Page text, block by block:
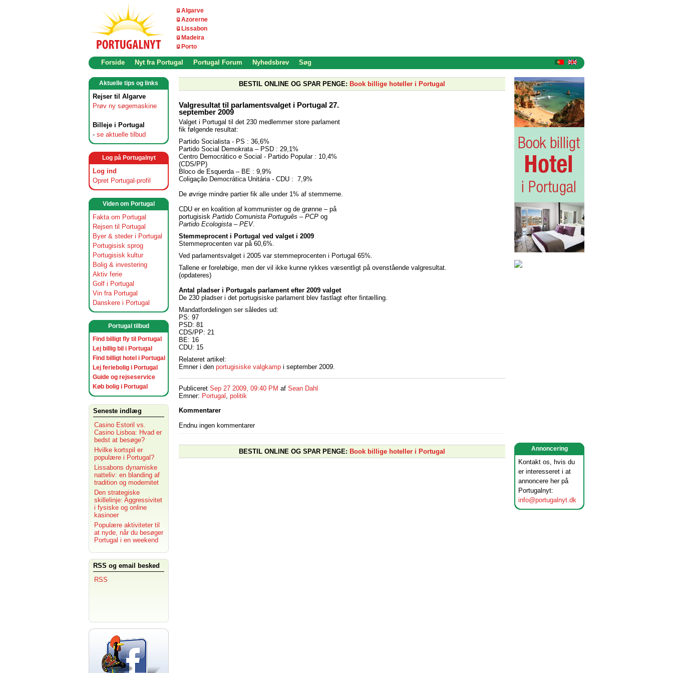
Algarve
Azorerne
Lissabon
Madeira
Porto
Forside Nyt fra Portugal Portugal Forum Nyhedsbrev Søg
Annoncering
Kontakt os, hvis du
er interesseret i at
annoncere her på
Portugalnyt:
info@portugalnyt.dk
Aktuelle tips og links
Rejser til Algarve
Prøv ny søgemaskine
Billeje i Portugal
- se aktuelle tilbud
Log på Portugalnyt
Log ind
Opret Portugal-profil
Viden om Portugal
Fakta om Portugal
Rejsen til Portugal
Byer & steder i Portugal
Portugisisk sprog
Portugisisk kultur
Bolig & investering
Aktiv ferie
Golf i Portugal
Vin fra Portugal
Danskere i Portugal
Portugal tilbud
Find billigt fly til Portugal
Lej billig bil i Portugal
Find billigt hotel i Portugal
Lej feriebolig i Portugal
Guide og rejseservice
Køb bolig i Portugal
Seneste indlæg
Casino Estoril vs.
Casino Lisboa: Hvad er
bedst at besøge?
Hvilke kortspil er
populære i Portugal?
Lissabons dynamiske
natteliv: en blanding af
tradition og modernitet
Den strategiske
skillelinje: Aggressivitet
i fysiske og online
kasinoer
Populære aktiviteter til
at nyde, når du besøger
Portugal i en weekend
RSS og email besked
RSS
BESTIL ONLINE OG SPAR PENGE: Book billige hoteller i Portugal
Valgresultat til parlamentsvalget i Portugal 27.
september 2009
Valget i Portugal til det 230 medlemmer store parlament
fik følgende resultat:
Partido Socialista - PS : 36,6%
Partido Social Demokrata – PSD : 29,1%
Centro Democrático e Social - Partido Popular : 10,4%
(CDS/PP)
Bloco de Esquerda – BE : 9,9%
Coligação Democrática Unitária - CDU : 7,9%
De øvrige mindre partier fik alle under 1% af stemmerne.
CDU er en koalition af kommunister og de grønne – på
portugisisk Partido Comunista Português – PCP og
Partido Ecologista – PEV.
Stemmeprocent i Portugal ved valget i 2009
Stemmeprocenten var på 60,6%.
Ved parlamentsvalget i 2005 var stemmeprocenten i Portugal 65%.
Tallene er foreløbige, men der vil ikke kunne rykkes væsentligt på ovenstående valgresultat.
(opdateres)
Antal pladser i Portugals parlament efter 2009 valget
De 230 pladser i det portugisiske parlament blev fastlagt efter fintælling.
Mandatfordelingen ser således ud:
PS: 97
PSD: 81
CDS/PP: 21
BE: 16
CDU: 15
Relateret artikel:
Emner i den portugisiske valgkamp i september 2009.
Publiceret Sep 27 2009, 09:40 PM af Sean Dahl
Emner: Portugal , politik
Kommentarer
Endnu ingen kommentarer
BESTIL ONLINE OG SPAR PENGE: Book billige hoteller i Portugal